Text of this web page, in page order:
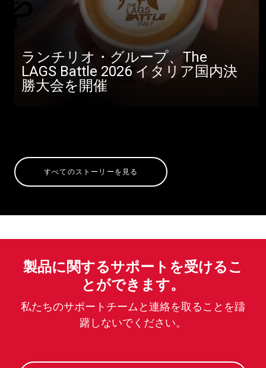
ランチリオ・グループ、The
LAGS Battle 2026 イタリア国内決
勝大会を開催
すべてのストーリーを見る
製品に関するサポートを受けるこ
とができます。
私たちのサポートチームと連絡を取ることを躊
躇しないでください。